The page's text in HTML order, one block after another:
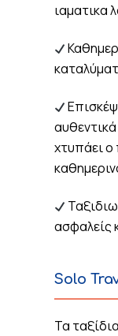
ιαματικα
χτυπάει
ασφαλείς
Solo
Τα